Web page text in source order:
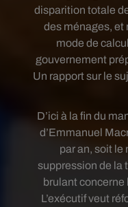
disparition totale
des ménages, et
mode de
gouvernement
Un rapport sur le
D’ici à la fin du
d’Emmanuel
par an, soit le
suppression de la
brulant
L’exécutif veut